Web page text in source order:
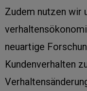
Zudem nutzen wir
neuartige
Kundenverhalten